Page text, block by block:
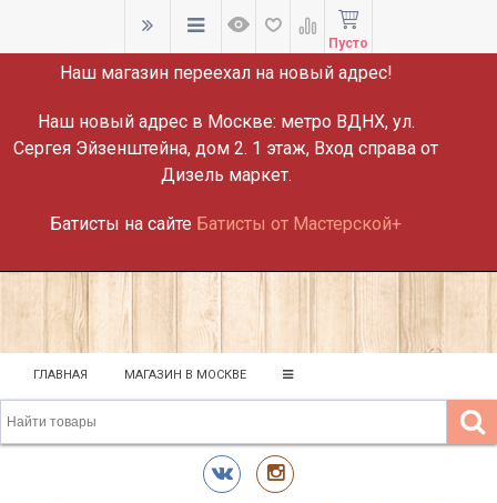
ВНИМАНИЕ!
Наш магазин переехал на новый адрес!
Наш новый адрес в Москве: метро ВДНХ, ул.
Сергея Эйзенштейна, дом 2. 1 этаж, Вход справа от
Дизель маркет.
Батисты на сайте Батисты от Мастерской+
Пусто
ГЛАВНАЯ МАГАЗИН В МОСКВЕ